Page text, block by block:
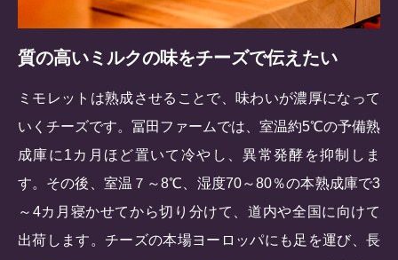
質の高いミルクの味をチーズで伝えたい
ミモレットは熟成させることで、味わいが濃厚になって
いくチーズです。冨田ファームでは、室温約5℃の予備熟
成庫に1カ月ほど置いて冷やし、異常発酵を抑制しま
す。その後、室温７～8℃、湿度70～80％の本熟成庫で3
～4カ月寝かせてから切り分けて、道内や全国に向けて
出荷します。チーズの本場ヨーロッパにも足を運び、長